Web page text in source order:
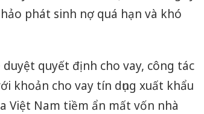
phát sinh nợ quá hạn và khó
quyết định cho vay, công tác
khoản cho vay tín dụng xuất khẩu
Việt Nam tiềm ẩn mất vốn nhà